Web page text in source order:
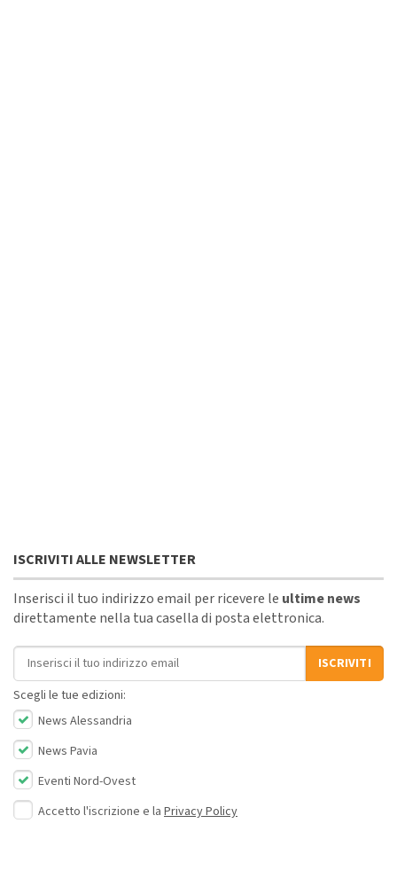
ISCRIVITI ALLE NEWSLETTER
Inserisci il tuo indirizzo email per ricevere le ultime news
direttamente nella tua casella di posta elettronica.
Indirizzo email
ISCRIVITI
Scegli le tue edizioni:
News Alessandria
News Pavia
Eventi Nord-Ovest
Accetto l'iscrizione e la Privacy Policy